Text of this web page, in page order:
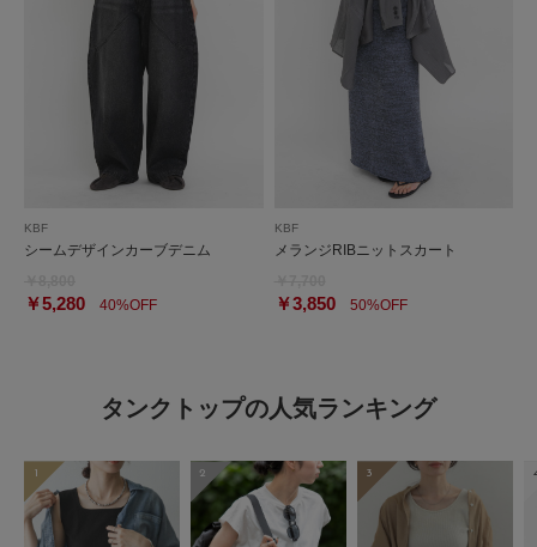
KBF
シームデザインカーブデニム
￥5,280 40%OFF
KBF
メランジRIBニットスカート
￥3,85050%OFF
タンクトップの人気ランキング
1 2 3